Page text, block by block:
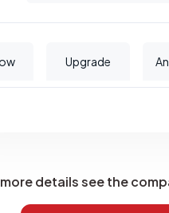
Upgrade
more details see the